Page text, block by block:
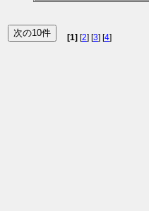
[1] [2] [3] [4]